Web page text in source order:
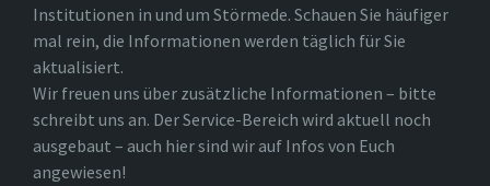
Institutionen in und um Störmede. Schauen Sie häufiger
mal rein, die Informationen werden täglich für Sie
aktualisiert.
Wir freuen uns über zusätzliche Informationen – bitte
schreibt uns an. Der Service-Bereich wird aktuell noch
ausgebaut – auch hier sind wir auf Infos von Euch
angewiesen!